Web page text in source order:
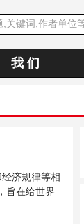
我 们
济规律等相
旨在给世界